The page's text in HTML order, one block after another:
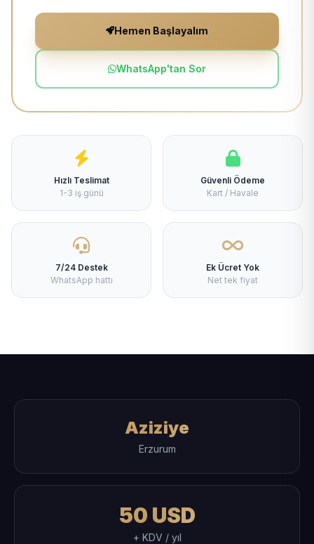
Hemen Başlayalım
WhatsApp'tan Sor
Hızlı Teslimat
1-3 iş günü
Güvenli Ödeme
Kart / Havale
7/24 Destek
WhatsApp hattı
Ek Ücret Yok
Net tek fiyat
Aziziye
Erzurum
50 USD
+ KDV / yıl